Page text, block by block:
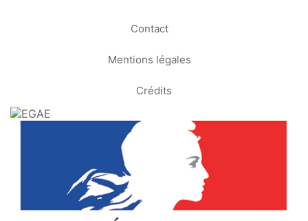
Contact
Mentions légales
Crédits